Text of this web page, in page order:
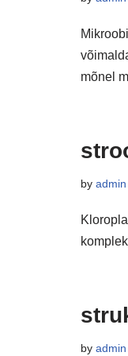
mõnel
by admin
by admin